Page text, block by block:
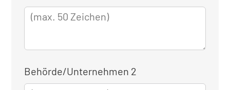
für
die
Behörde/Unternehmen 2